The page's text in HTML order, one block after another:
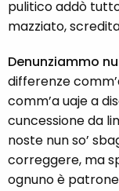
pulitico addò
mazziato,
Denunziammo
differenze
comm’a uaje a
cuncessione da
noste nun so’
correggere, ma
ognuno è patrone